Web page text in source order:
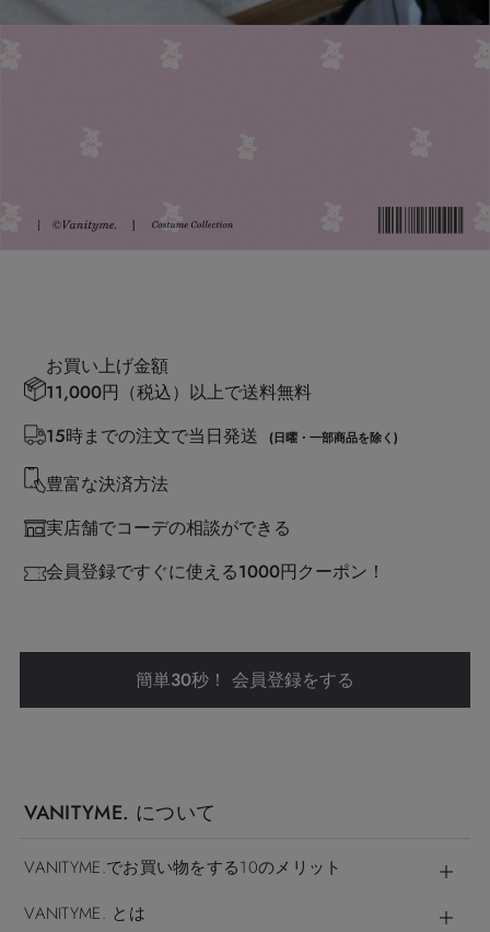
お買い上げ金額
11,000円（税込）以上で送料無料
15時までの注文で当日発送
(日曜・一部商品を除く)
豊富な決済方法
実店舗でコーデの相談ができる
会員登録ですぐに使える1000円クーポン！
簡単30秒！ 会員登録をする
VANITYME. について
VANITYME.でお買い物をする10のメリット
VANITYME. とは